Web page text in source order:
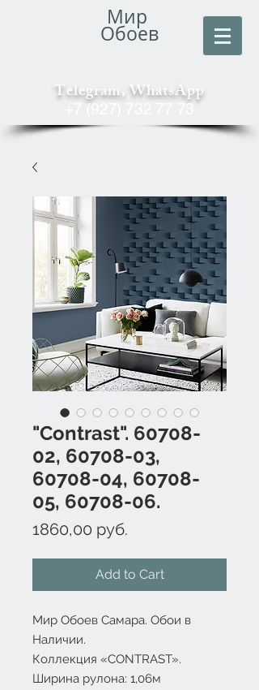
Мир
Обоев
Telegram, WhatsApp
+7 (927) 732 77 73
"Contrast". 60708-
02, 60708-03,
60708-04, 60708-
05, 60708-06.
1860,00 руб.
Add to Cart
Мир Обоев Самара. Обои в
Наличии.
Коллекция «CONTRAST».
Ширина рулона: 1,06м